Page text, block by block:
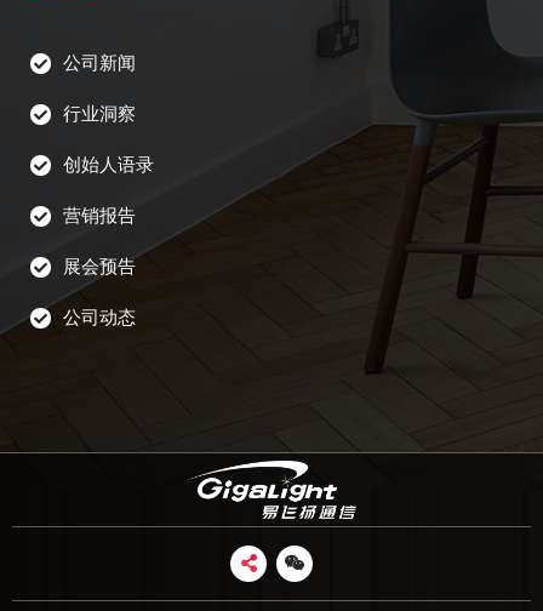
公司新闻
行业洞察
创始人语录
营销报告
展会预告
公司动态